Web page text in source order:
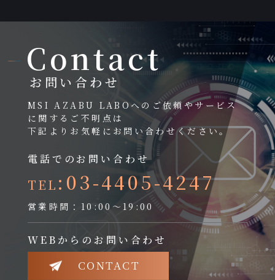
Contact
お問い合わせ
MSI AZABU LABOへのご依頼やサービス
に関するご不明点は
下記よりお気軽にお問い合わせください。
電話でのお問い合わせ
TEL :03-4405-4247
営業時間：10:00～19:00
WEBからのお問い合わせ
CONTACT